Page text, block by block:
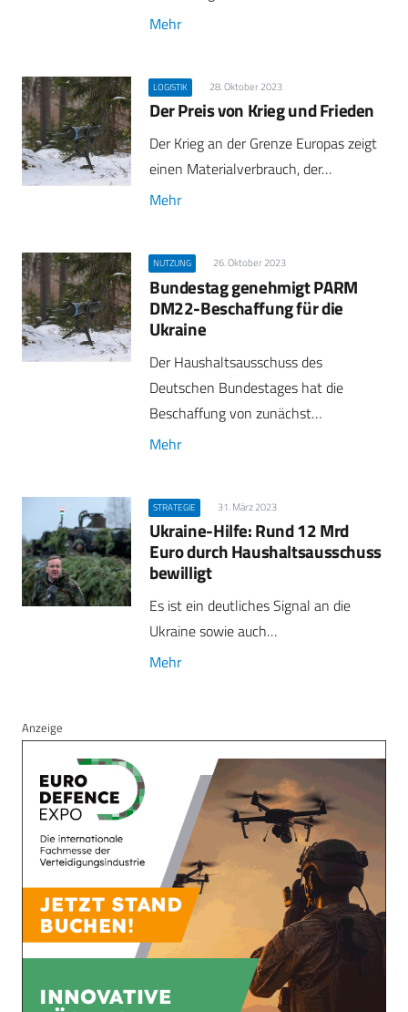
Mehr
LOGISTIK 28. Oktober 2023
Der Preis von Krieg und Frieden
Der Krieg an der Grenze Europas zeigt
einen Materialverbrauch, der…
Mehr
NUTZUNG 26. Oktober 2023
Bundestag genehmigt PARM
DM22-Beschaffung für die
Ukraine
Der Haushaltsausschuss des
Deutschen Bundestages hat die
Beschaffung von zunächst…
Mehr
STRATEGIE 31. März 2023
Ukraine-Hilfe: Rund 12 Mrd
Euro durch Haushalts­ausschuss
bewilligt
Es ist ein deutliches Signal an die
Ukraine sowie auch…
Mehr
Anzeige